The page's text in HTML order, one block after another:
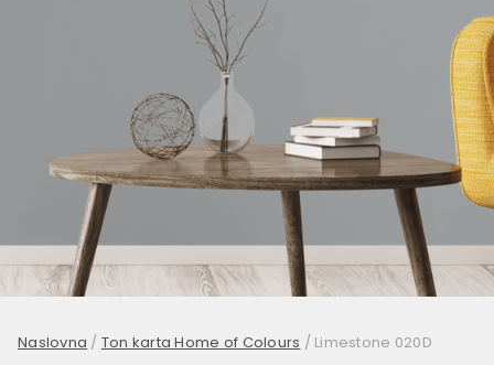
Naslovna / Ton karta Home of Colours / Limestone 020D